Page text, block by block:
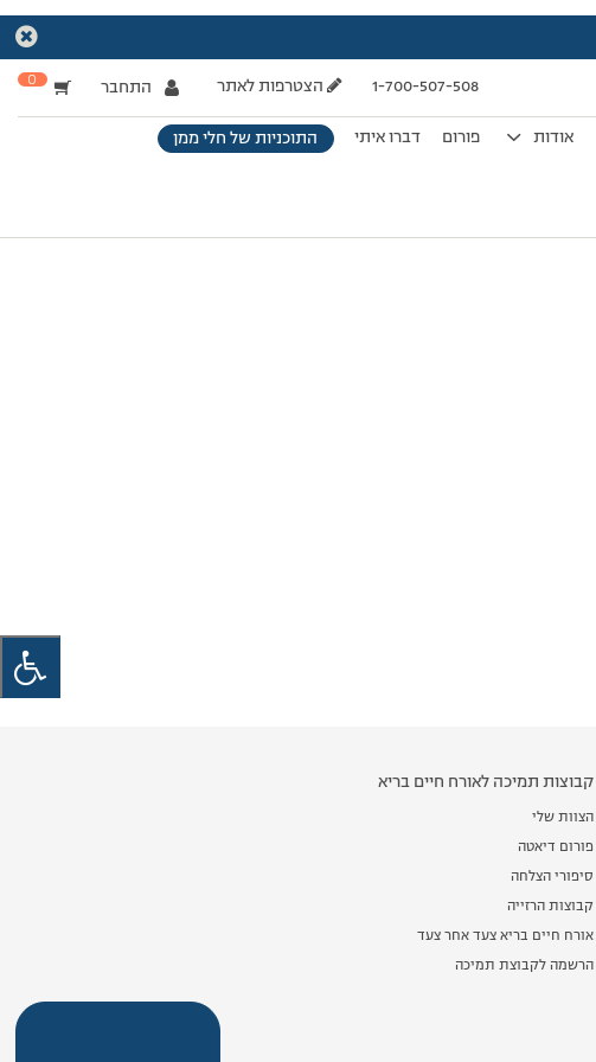
1-700-507-508 הצטרפות לאתר התחבר 0
אודות פורום דברו איתי התוכניות של חלי ממן
קבוצות תמיכה לאורח חיים בריא
הצוות שלי
פורום דיאטה
סיפורי הצלחה
קבוצות הרזייה
אורח חיים בריא צעד אחר צעד
הרשמה לקבוצת תמיכה